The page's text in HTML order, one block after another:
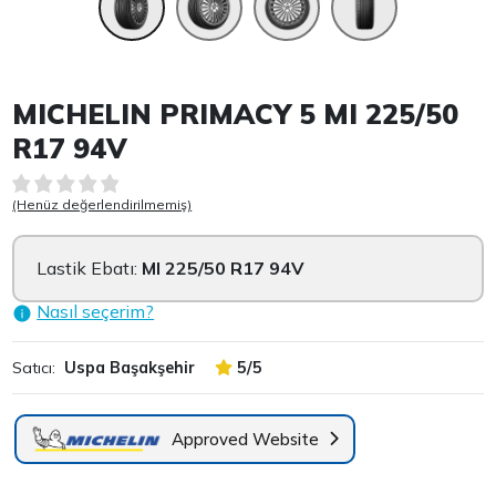
Item 1 of 4
MICHELIN PRIMACY 5 MI 225/50
R17 94V
(Henüz değerlendirilmemiş)
Lastik Ebatı: MI 225/50 R17 94V
Nasıl seçerim?
Satıcı: Uspa Başakşehir 5/5
Approved Website